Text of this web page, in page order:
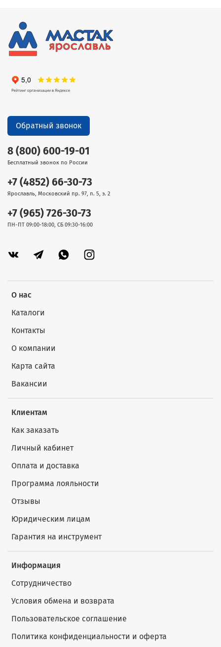
О нас
Каталоги
Контакты
О компании
Карта сайта
Вакансии
Клиентам
Как заказать
Личный кабинет
Оплата и доставка
Программа лояльности
Отзывы
Юридическим лицам
Гарантия на инструмент
Информация
Сотрудничество
Условия обмена и возврата
Пользовательское соглашение
Политика конфиденциальности и оферта
8 (800) 600-19-01
Бесплатный звонок по России
+7 (4852) 66-30-73
Ярославль, Московский пр. 97, п. 5, э. 2
+7 (965) 726-30-73
ПН-ПТ 09:00-18:00, СБ 09:30-16:00
Обратный звонок